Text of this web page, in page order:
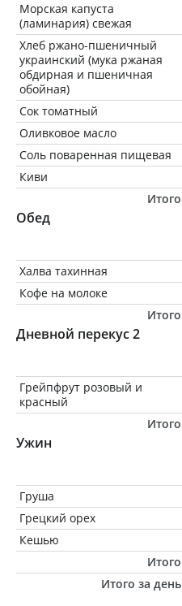
Морская капуста
(ламинария) свежая
Хлеб ржано-пшеничный
украинский (мука ржаная
обдирная и пшеничная
обойная)
Сок томатный
Оливковое масло
Соль поваренная пищевая
Киви
Итого
Обед
Халва тахинная
Кофе на молоке
Итого
Дневной перекус 2
Грейпфрут розовый и
красный
Итого
Ужин
Груша
Грецкий орех
Кешью
Итого
Итого за день